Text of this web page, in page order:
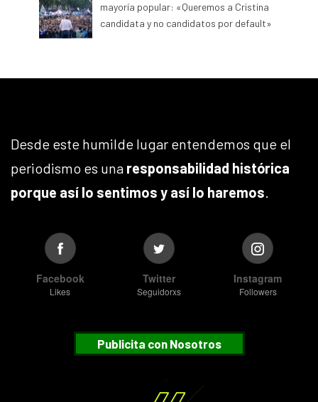
mayoría popular: «Queremos a Cristina
candidata y no candidatos por default»
Desde este humilde lugar entendemos que el
periodismo es una responsabilidad histórica
porque así lo sentimos y así lo haremos.
Facebook
Likes
Twitter
Seguidorxs
Instagram
Followers
Publicita con Nosotros